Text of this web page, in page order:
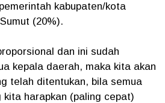
kabupaten/kota
(20%).
dan ini sudah
kepala daerah, maka kita akan
telah ditentukan, bila semua
harapkan (paling cepat)